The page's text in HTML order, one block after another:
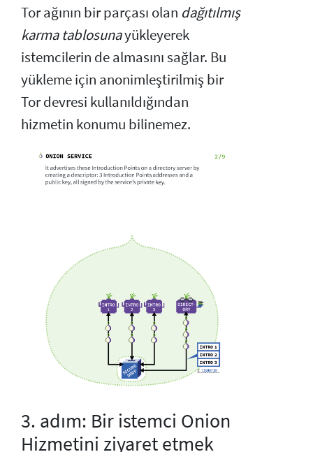
Tor ağının bir parçası olan dağıtılmış
karma tablosunayükleyerek
istemcilerin de almasını sağlar. Bu
yükleme için anonimleştirilmiş bir
Tor devresi kullanıldığından
hizmetin konumu bilinemez.
3. adım: Bir istemci Onion
Hizmetini ziyaret etmek